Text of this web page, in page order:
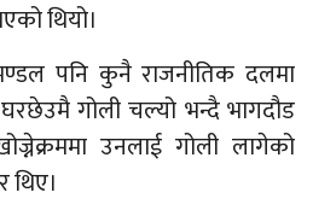
थियो।
पनि कुनै राजनीतिक दलमा
गोली चल्यो भन्दै भागदौड
उनलाई गोली लागेको
थिए।